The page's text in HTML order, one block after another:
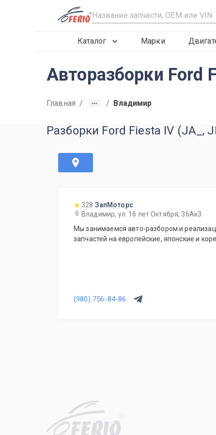
R
Каталог Марки
Авторазборки Ford
Главная / / Владимир
Разборки Ford Fiesta IV (JA_,
328 ЗапМоторс
Владимир, ул. 16 лет Октября, 36Ак3
Мы занимаемся авто-разбором и
запчастей на европейские, японские и
(980) 756-84-86
R